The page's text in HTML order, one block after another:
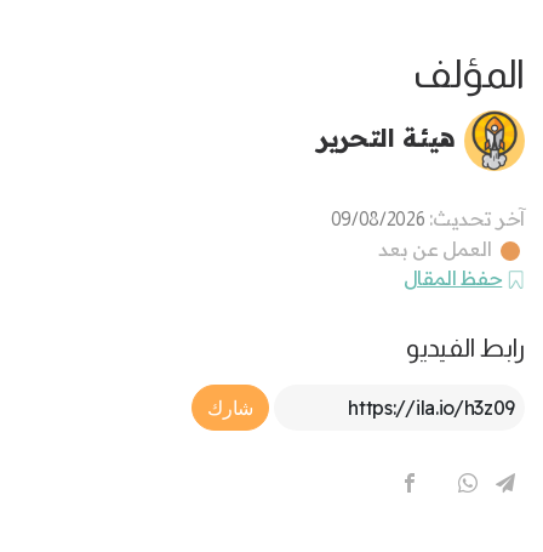
المؤلف
هيئة التحرير
آخر تحديث: 09/08/2026
العمل عن بعد
حفظ المقال
رابط الفيديو
Article Link
شارك